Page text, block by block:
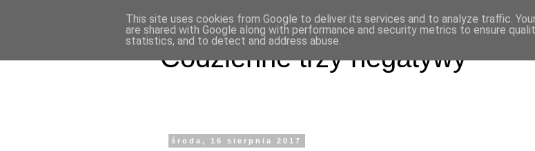
Codzienne trzy negatywy
środa, 16 sierpnia 2017
This site uses cookies from Google to deliver its services and to analyze traffic.
are shared with Google along with performance and security metrics to ensure
statistics, and to detect and address abuse.